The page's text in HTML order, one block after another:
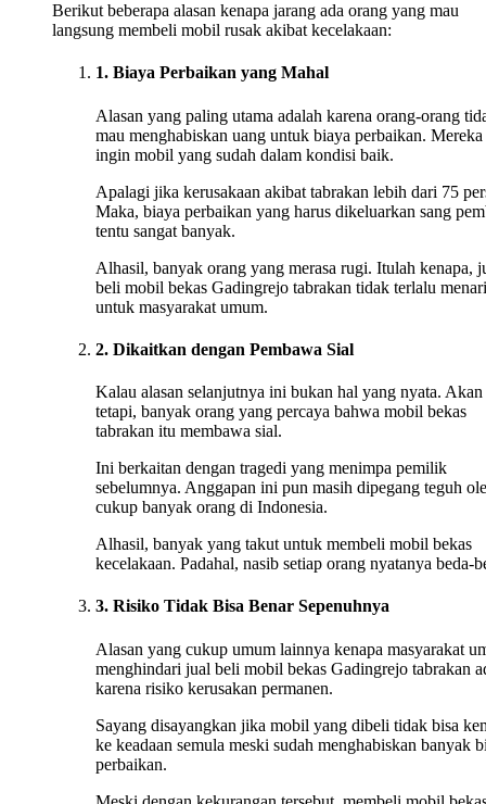
Berikut beberapa alasan kenapa jarang ada orang yang mau
langsung membeli mobil rusak akibat kecelakaan:
1. Biaya Perbaikan yang Mahal
Alasan yang paling utama adalah karena orang-orang
mau menghabiskan uang untuk biaya perbaikan. Mereka
ingin mobil yang sudah dalam kondisi baik.
Apalagi jika kerusakaan akibat tabrakan lebih dari 75
Maka, biaya perbaikan yang harus dikeluarkan sang
tentu sangat banyak.
Alhasil, banyak orang yang merasa rugi. Itulah kenapa,
beli mobil bekas Gadingrejo tabrakan tidak terlalu
untuk masyarakat umum.
2. Dikaitkan dengan Pembawa Sial
Kalau alasan selanjutnya ini bukan hal yang nyata. Akan
tetapi, banyak orang yang percaya bahwa mobil bekas
tabrakan itu membawa sial.
Ini berkaitan dengan tragedi yang menimpa pemilik
sebelumnya. Anggapan ini pun masih dipegang teguh
cukup banyak orang di Indonesia.
Alhasil, banyak yang takut untuk membeli mobil bekas
kecelakaan. Padahal, nasib setiap orang nyatanya beda-
3. Risiko Tidak Bisa Benar Sepenuhnya
Alasan yang cukup umum lainnya kenapa masyarakat
menghindari jual beli mobil bekas Gadingrejo tabrakan
karena risiko kerusakan permanen.
Sayang disayangkan jika mobil yang dibeli tidak bisa
ke keadaan semula meski sudah menghabiskan banyak
perbaikan.